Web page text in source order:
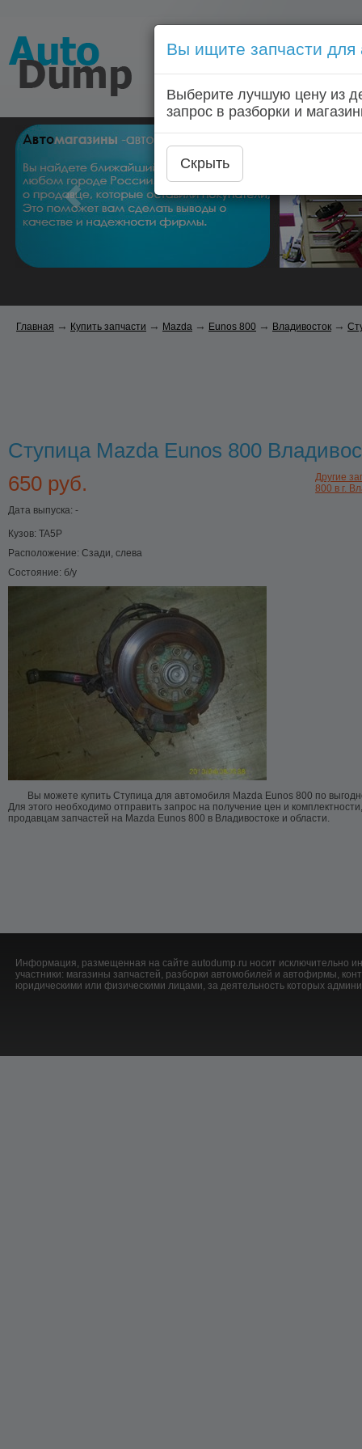
Голосовой запрос
Главная
Главная → Купить запчасти → Mazda → Eunos 800 → Владивосток →
Ступица Mazda Eunos 800
Другие
800 в г.
650 руб.
Дата выпуска: -
Кузов: TA5P
Расположение: Сзади, слева
Состояние: б/у
Вы можете купить Ступица для автомобиля Mazda Eunos 800 по
Для этого необходимо отправить запрос на получение цен и
продавцам запчастей на Mazda Eunos 800 в Владивостоке и области.
Информация, размещенная на сайте autodump.ru носит исключительно
участники: магазины запчастей, разборки автомобилей и автофирмы,
юридическими или физическими лицами, за деятельность которых
Вы ищите запчасти для
Выберите лучшую цену из
запрос в разборки и
Скрыть